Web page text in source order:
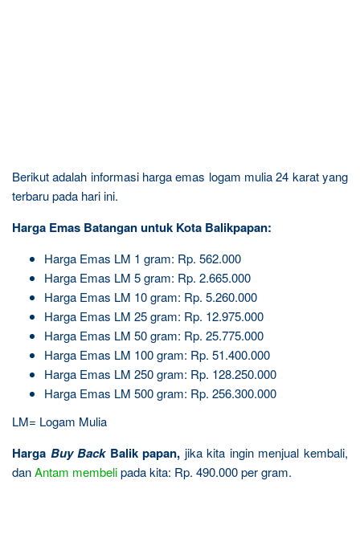
Berikut adalah informasi harga emas logam mulia 24 karat yang
terbaru pada hari ini.
Harga Emas Batangan untuk Kota Balikpapan:
Harga Emas LM 1 gram: Rp. 562.000
Harga Emas LM 5 gram: Rp. 2.665.000
Harga Emas LM 10 gram: Rp. 5.260.000
Harga Emas LM 25 gram: Rp. 12.975.000
Harga Emas LM 50 gram: Rp. 25.775.000
Harga Emas LM 100 gram: Rp. 51.400.000
Harga Emas LM 250 gram: Rp. 128.250.000
Harga Emas LM 500 gram: Rp. 256.300.000
LM= Logam Mulia
Harga Buy Back Balik papan, jika kita ingin menjual kembali,
danAntam membelipada kita: Rp. 490.000 per gram.